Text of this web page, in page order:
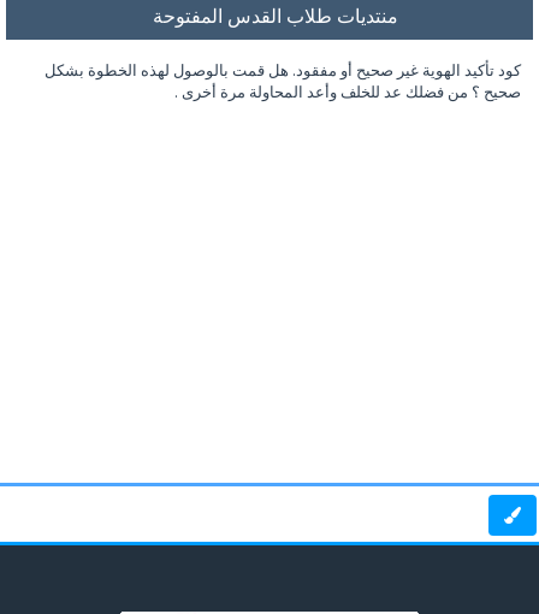
منتديات طلاب القدس المفتوحة
كود تأكيد الهوية غير صحيح أو مفقود. هل قمت بالوصول لهذه الخطوة بشكل
صحيح ؟ من فضلك عد للخلف وأعد المحاولة مرة أخرى .